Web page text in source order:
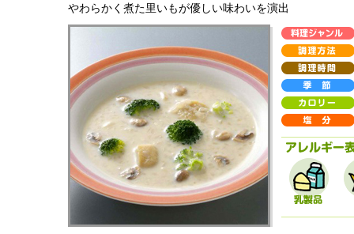
やわらかく煮た里いもが優しい味わいを演出